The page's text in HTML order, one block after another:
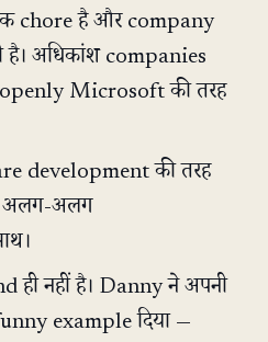
chore है और company
है। अधिकांश companies
openly Microsoft की तरह
development की तरह
अलग-अलग
नहीं है। Danny ने अपनी
example दिया —